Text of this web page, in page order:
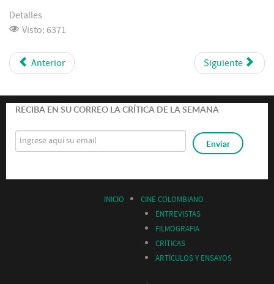
Detalles
Visto: 6371
Anterior Siguiente
RECIBA EN SU CORREO LA CRÍTICA DE LA SEMANA
INICIO
CINE COLOMBIANO
ENTREVISTAS
FILMOGRAFIA
CRÍTICAS
ARTÍCULOS Y ENSAYOS